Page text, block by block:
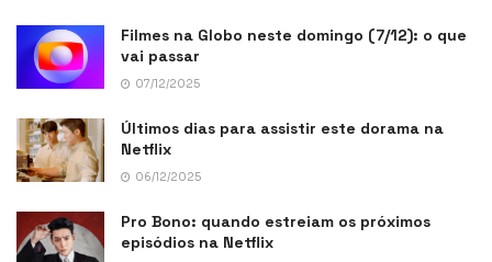
Filmes na Globo neste domingo (7/12): o que
vai passar
07/12/2025
Últimos dias para assistir este dorama na
Netflix
06/12/2025
Pro Bono: quando estreiam os próximos
episódios na Netflix